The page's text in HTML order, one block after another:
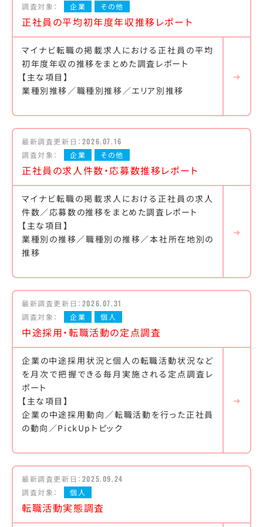
調査対象：
企業 その他
正社員の平均初年度年収推移レポート
マイナビ転職の掲載求人における正社員の平均
初年度年収の推移をまとめた調査レポート
【主な項目】
業種別推移／職種別推移／エリア別推移
最新調査更新日： 2026.07.16
調査対象：
企業 その他
正社員の求人件数・応募数推移レポート
マイナビ転職の掲載求人における正社員の求人
件数／応募数の推移をまとめた調査レポート
【主な項目】
業種別の推移／職種別の推移／本社所在地別の
推移
最新調査更新日： 2026.07.31
調査対象：
企業 個人
中途採用・転職活動の定点調査
企業の中途採用状況と個人の転職活動状況など
を月次で把握できる毎月実施される定点調査レ
ポート
【主な項目】
企業の中途採用動向／転職活動を行った正社員
の動向／PickUpトピック
最新調査更新日： 2025.09.24
調査対象：
個人
転職活動実態調査